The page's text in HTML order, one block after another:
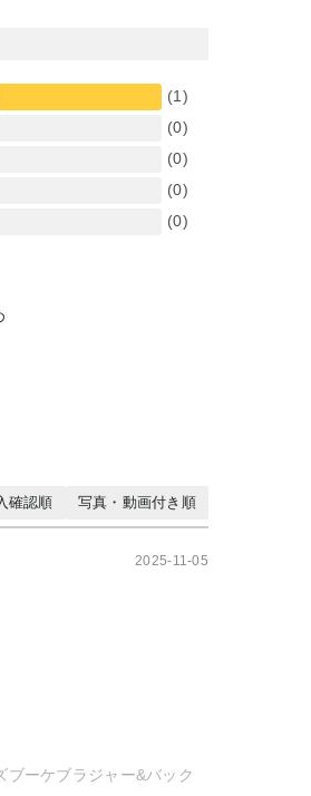
(1)
(0)
(0)
(0)
(0)
確認順 写真・動画付き順
2025-11-05
ブーケブラジャー&バック